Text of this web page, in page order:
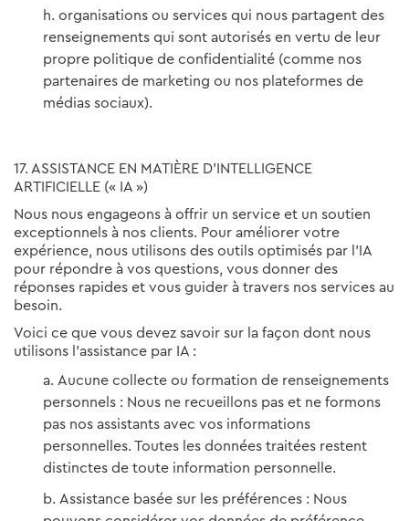
organisations ou services qui nous partagent des
renseignements qui sont autorisés en vertu de leur
propre politique de confidentialité (comme nos
partenaires de marketing ou nos plateformes de
médias sociaux).
17. ASSISTANCE EN MATIÈRE D’INTELLIGENCE
ARTIFICIELLE (« IA »)
Nous nous engageons à offrir un service et un soutien
exceptionnels à nos clients. Pour améliorer votre
expérience, nous utilisons des outils optimisés par l’IA
pour répondre à vos questions, vous donner des
réponses rapides et vous guider à travers nos services au
besoin.
Voici ce que vous devez savoir sur la façon dont nous
utilisons l’assistance par IA :
Aucune collecte ou formation de renseignements
personnels : Nous ne recueillons pas et ne formons
pas nos assistants avec vos informations
personnelles. Toutes les données traitées restent
distinctes de toute information personnelle.
Assistance basée sur les préférences : Nous